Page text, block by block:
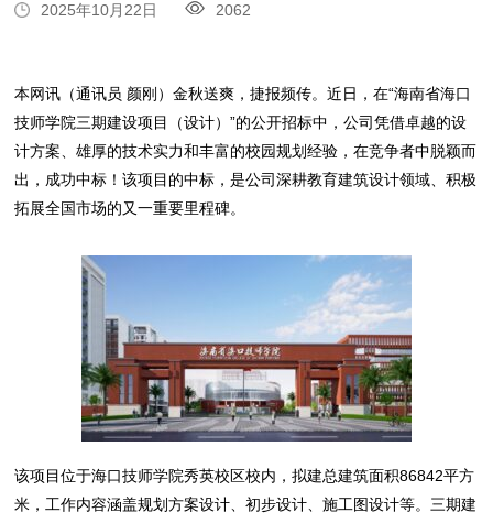
2025年10月22日 2062
本网讯（通讯员 颜刚）金秋送爽，捷报频传。近日，在“海南省海口
技师学院三期建设项目（设计）”的公开招标中，公司凭借卓越的设
计方案、雄厚的技术实力和丰富的校园规划经验，在竞争者中脱颖而
出，成功中标！该项目的中标，是公司深耕教育建筑设计领域、积极
拓展全国市场的又一重要里程碑。
该项目位于海口技师学院秀英校区校内，拟建总建筑面积86842平方
米，工作内容涵盖规划方案设计、初步设计、施工图设计等。三期建